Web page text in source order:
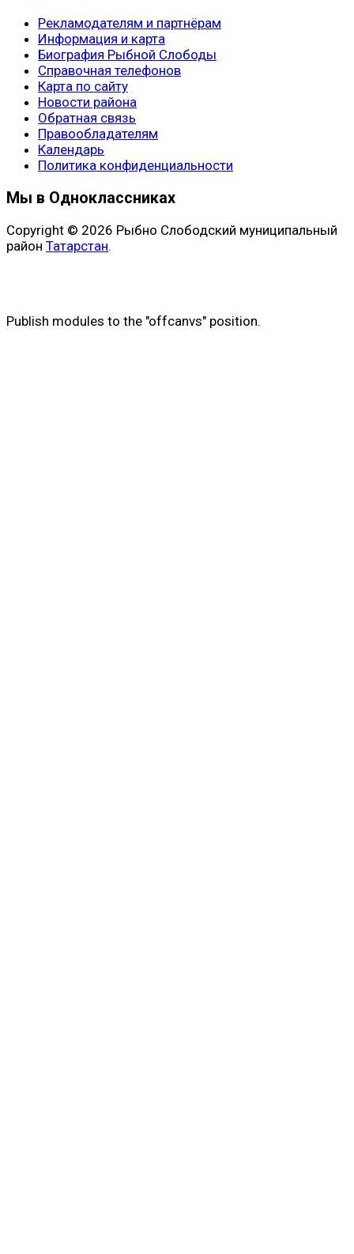
Рекламодателям и партнёрам
Информация и карта
Биография Рыбной Слободы
Справочная телефонов
Карта по сайту
Новости района
Обратная связь
Правообладателям
Календарь
Политика конфиденциальности
Мы в Одноклассниках
Copyright © 2026 Рыбно Слободский муниципальный
район Татарстан.
Publish modules to the "offcanvs" position.